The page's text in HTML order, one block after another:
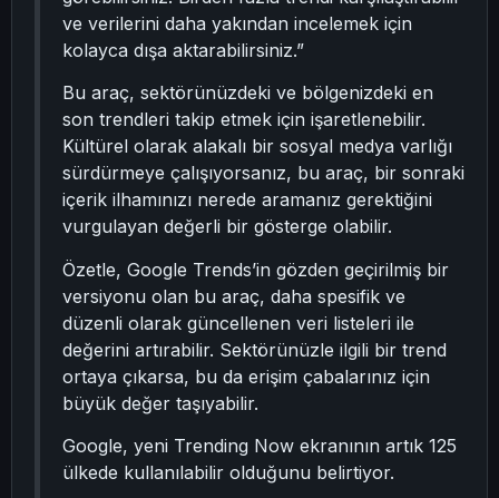
ve verilerini daha yakından incelemek için
kolayca dışa aktarabilirsiniz.”
Bu araç, sektörünüzdeki ve bölgenizdeki en
son trendleri takip etmek için işaretlenebilir.
Kültürel olarak alakalı bir sosyal medya varlığı
sürdürmeye çalışıyorsanız, bu araç, bir sonraki
içerik ilhamınızı nerede aramanız gerektiğini
vurgulayan değerli bir gösterge olabilir.
Özetle, Google Trends’in gözden geçirilmiş bir
versiyonu olan bu araç, daha spesifik ve
düzenli olarak güncellenen veri listeleri ile
değerini artırabilir. Sektörünüzle ilgili bir trend
ortaya çıkarsa, bu da erişim çabalarınız için
büyük değer taşıyabilir.
Google, yeni Trending Now ekranının artık 125
ülkede kullanılabilir olduğunu belirtiyor.